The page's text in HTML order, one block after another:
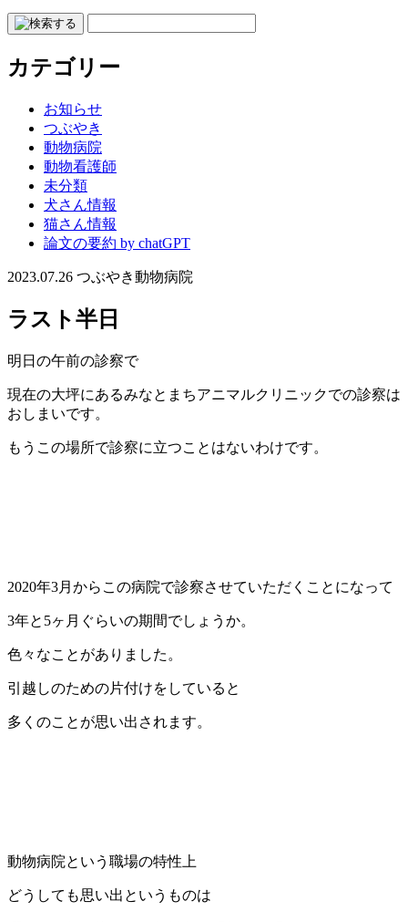
カテゴリー
お知らせ
つぶやき
動物病院
動物看護師
未分類
犬さん情報
猫さん情報
論文の要約 by chatGPT
2023.07.26 つぶやき動物病院
ラスト半日
明日の午前の診察で
現在の大坪にあるみなとまちアニマルクリニックでの診察は
おしまいです。
もうこの場所で診察に立つことはないわけです。
2020年3月からこの病院で診察させていただくことになって
3年と5ヶ月ぐらいの期間でしょうか。
色々なことがありました。
引越しのための片付けをしていると
多くのことが思い出されます。
動物病院という職場の特性上
どうしても思い出というものは